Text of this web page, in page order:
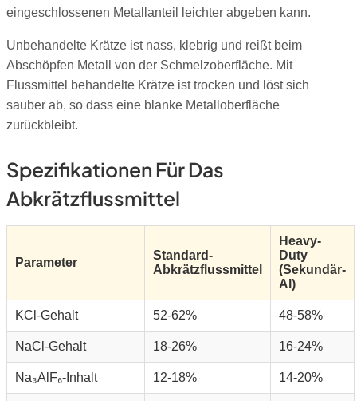
eingeschlossenen Metallanteil leichter abgeben kann.
Unbehandelte Krätze ist nass, klebrig und reißt beim
Abschöpfen Metall von der Schmelzoberfläche. Mit
Flussmittel behandelte Krätze ist trocken und löst sich
sauber ab, so dass eine blanke Metalloberfläche
zurückbleibt.
Spezifikationen Für Das
Abkrätzflussmittel
Parameter
Standard-
Abkrätzflussmittel
Heavy-
Duty
(Sekundär-
Al)
KCl-Gehalt 52-62% 48-58%
NaCl-Gehalt 18-26% 16-24%
Na₃AlF₆-Inhalt 12-18% 14-20%